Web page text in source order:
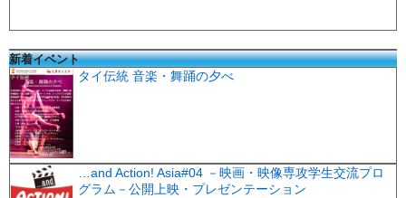
新着イベント
タイ伝統 音楽・舞踊の夕べ
…and Action! Asia#04 －映画・映像専攻学生交流プロ
グラム－公開上映・プレゼンテーション